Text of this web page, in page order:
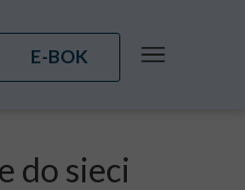
do sieci
E-BOK